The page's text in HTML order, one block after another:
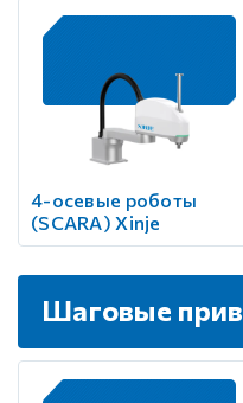
4-осевые роботы
(SCARA) Xinje
Шаговые